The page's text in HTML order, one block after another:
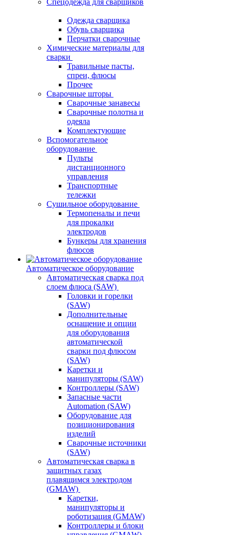
Спецодежда для сварщиков
Одежда сварщика
Обувь сварщика
Перчатки сварочные
Химические материалы для
сварки
Травильные пасты,
спреи, флюсы
Прочее
Сварочные шторы
Сварочные занавесы
Сварочные полотна и
одеяла
Комплектующие
Вспомогательное
оборудование
Пульты
дистанционного
управления
Транспортные
тележки
Сушильное оборудование
Термопеналы и печи
для прокалки
электродов
Бункеры для хранения
флюсов
Автоматическое оборудование
Автоматическая сварка под
слоем флюса (SAW)
Головки и горелки
(SAW)
Дополнительные
оснащение и опции
для оборудования
автоматической
сварки под флюсом
(SAW)
Каретки и
манипуляторы (SAW)
Контроллеры (SAW)
Запасные части
Automation (SAW)
Оборудование для
позиционирования
изделий
Сварочные источники
(SAW)
Автоматическая сварка в
защитных газах
плавящимся электродом
(GMAW)
Каретки,
манипуляторы и
роботизация (GMAW)
Контроллеры и блоки